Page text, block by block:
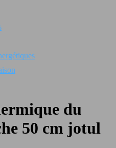
du
50 cm jotul